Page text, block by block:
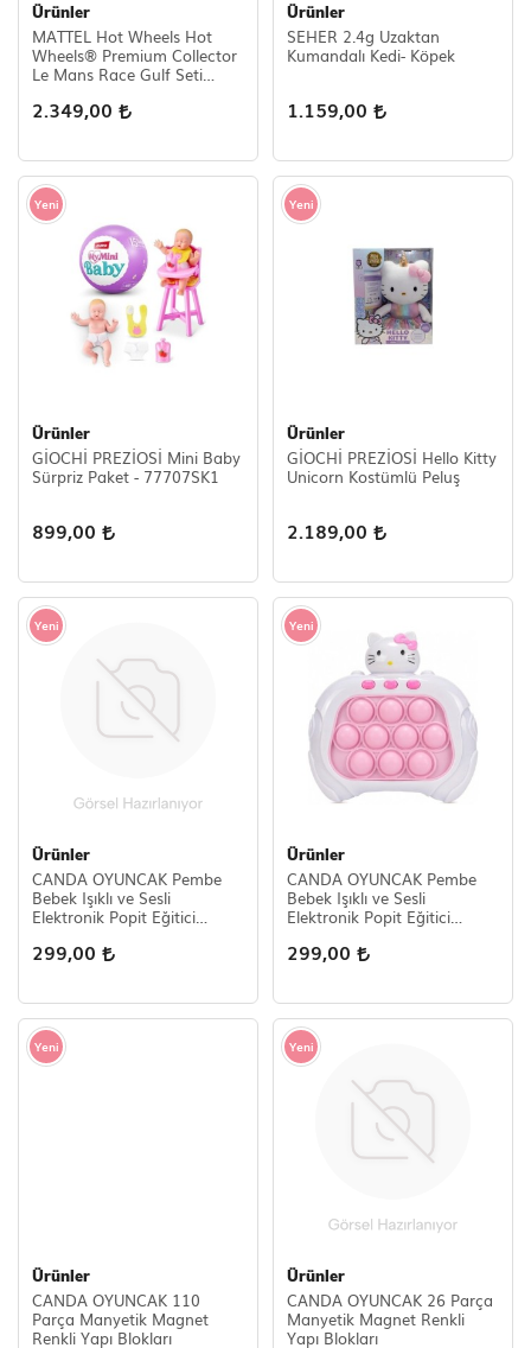
Ürünler
MATTEL Hot Wheels Hot
Wheels® Premium Collector
Le Mans Race Gulf Seti
Araba ve 1 Tır JHW43
2.349,00
Ürünler
SEHER 2.4g Uzaktan
Kumandalı Kedi- Köpek
1.159,00
Yeni
Ürünler
GİOCHİ PREZİOSİ Mini Baby
Sürpriz Paket - 77707SK1
899,00
Yeni
Ürünler
GİOCHİ PREZİOSİ Hello Kitty
Unicorn Kostümlü Peluş
2.189,00
Yeni
Ürünler
CANDA OYUNCAK Pembe
Bebek Işıklı ve Sesli
Elektronik Popit Eğitici
Konsolu
299,00
Yeni
Ürünler
CANDA OYUNCAK Pembe
Bebek Işıklı ve Sesli
Elektronik Popit Eğitici
Konsolu
299,00
Yeni
Ürünler
CANDA OYUNCAK 110
Parça Manyetik Magnet
Renkli Yapı Blokları
Yeni
Ürünler
CANDA OYUNCAK 26 Parça
Manyetik Magnet Renkli
Yapı Blokları